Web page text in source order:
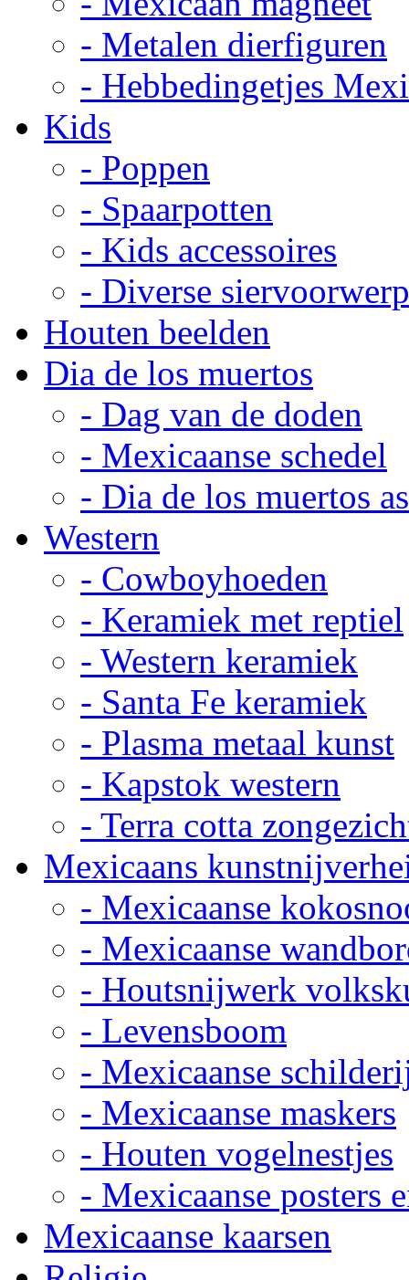
- Metalen dierfiguren
- Hebbedingetjes
Kids
- Poppen
- Spaarpotten
- Kids accessoires
- Diverse
Houten beelden
Dia de los muertos
- Dag van de doden
- Mexicaanse schedel
- Dia de los muertos
Western
- Cowboyhoeden
- Keramiek met reptiel
- Western keramiek
- Santa Fe keramiek
- Plasma metaal kunst
- Kapstok western
- Terra cotta
Mexicaans
- Mexicaanse
- Mexicaanse
- Houtsnijwerk
- Levensboom
- Mexicaanse
- Mexicaanse maskers
- Houten vogelnestjes
- Mexicaanse posters
Mexicaanse kaarsen